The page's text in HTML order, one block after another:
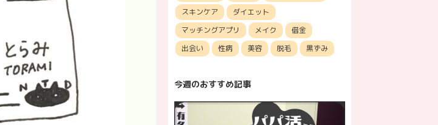
スキンケア
ダイエット
マッチングアプリ
メイク
借金
出会い
性病 美容 脱毛 黒ずみ
今週のおすすめ記事